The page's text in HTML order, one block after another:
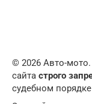
© 2026 Авто-
сайта строго
судебном порядке